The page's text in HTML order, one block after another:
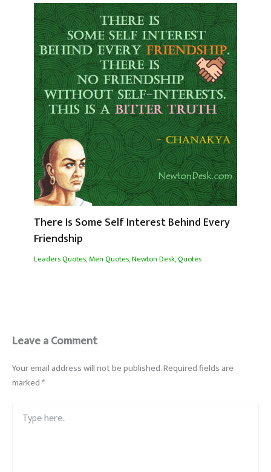
There Is Some Self Interest Behind Every
Friendship
Leaders Quotes,Men Quotes,Newton Desk,Quotes
Leave a Comment
Your email address will not be published.Required fields are
marked*
here..